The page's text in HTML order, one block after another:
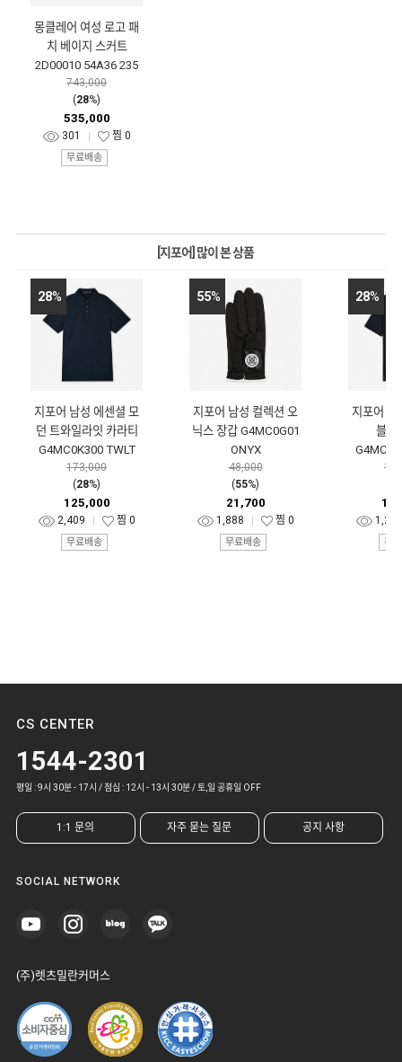
몽클레어 여성 로고 패
치 베이지 스커트
2D00010 54A36 235
743,000
(28%)
535,000
301 찜 0
무료배송
[지포어] 많이 본 상품
28%
지포어 남성 에센셜 모
던 트와일라잇 카라티
G4MC0K300 TWLT
173,000
(28%)
125,000
2,409 찜 0
무료배송
55%
지포어 남성 컬렉션 오
닉스 장갑 G4MC0G01
ONYX
48,000
(55%)
21,700
1,888 찜 0
무료배송
28%
지포어 남
블랙
1,207
무
CS CENTER
1544-2301
평일 : 9시 30분 - 17시 / 점심 : 12시 - 13시 30분 / 토,일 공휴일 OFF
1:1 문의 자주 묻는 질문 공지 사항
SOCIAL NETWORK
(주)렛츠밀란커머스